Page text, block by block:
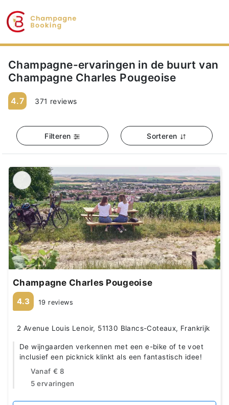
Champagne-ervaringen in de buurt van
Champagne Charles Pougeoise
4.7 371 reviews
Filteren Sorteren
Champagne Charles Pougeoise
4.3 19 reviews
2 Avenue Louis Lenoir, 51130 Blancs-Coteaux, Frankrijk
De wijngaarden verkennen met een e-bike of te voet
inclusief een picknick klinkt als een fantastisch idee!
Vanaf € 8
5 ervaringen